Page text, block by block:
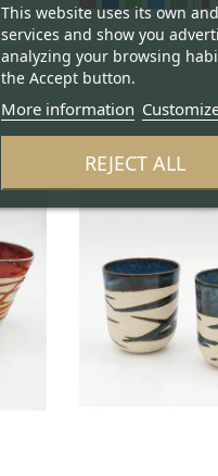
This website uses its own
services and show you
analyzing your browsing
the Accept button.
More information
REJECT ALL